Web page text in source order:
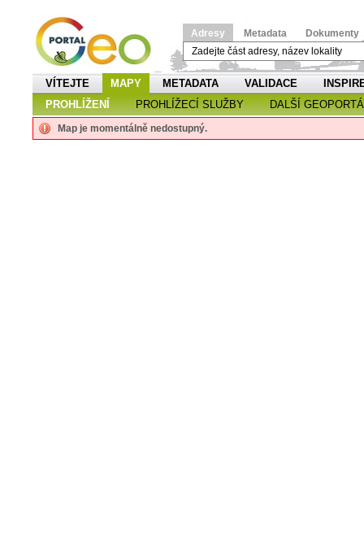
Adresy Metadata Dokumenty
VÍTEJTE MAPY METADATA VALIDACE
PROHLÍŽENÍ
PROHLÍŽECÍ SLUŽBY DALŠÍ
Map je momentálně nedostupný.